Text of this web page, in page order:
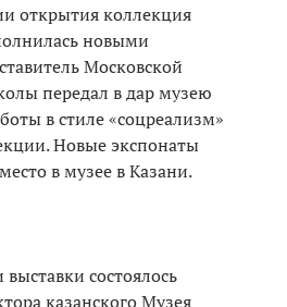
открытия коллекция
новыми
Московской
передал в дар музею
в стиле «соцреализм»
Новые экспонаты
в музее в Казани.
состоялось
казанского Музея